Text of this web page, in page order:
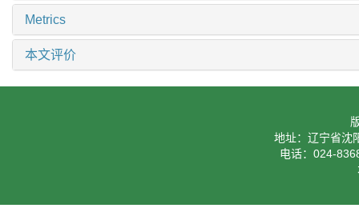
Metrics
本文评价
地址：辽宁省沈
电话：024-